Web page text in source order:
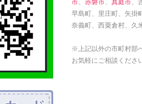
市、 赤磐市、 真庭市、
早島町、里庄町、矢掛
奈義町、西粟倉村、久
※上記以外の市町村部
お気軽にご相談くださ